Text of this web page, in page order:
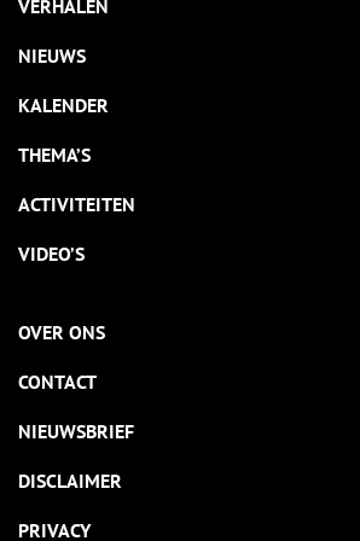
VERHALEN
NIEUWS
KALENDER
THEMA’S
ACTIVITEITEN
VIDEO’S
OVER ONS
CONTACT
NIEUWSBRIEF
DISCLAIMER
PRIVACY